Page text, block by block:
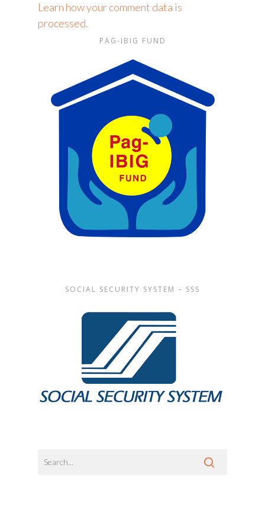
Learn how your comment data is
processed.
PAG-IBIG FUND
SOCIAL SECURITY SYSTEM – SSS